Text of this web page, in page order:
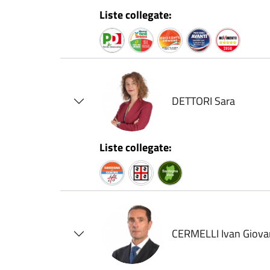
Liste collegate:
DETTORI Sara
Liste collegate:
CERMELLI Ivan